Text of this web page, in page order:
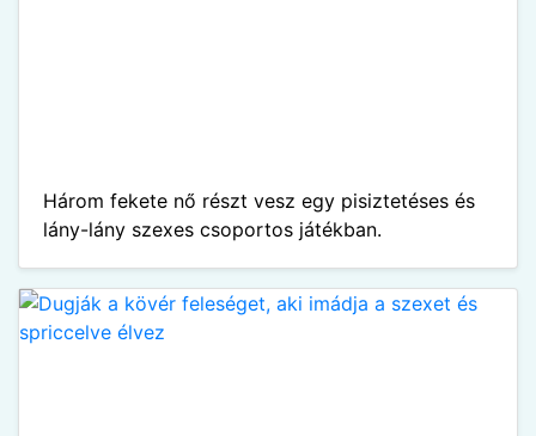
Három fekete nő részt vesz egy pisiztetéses és
lány-lány szexes csoportos játékban.